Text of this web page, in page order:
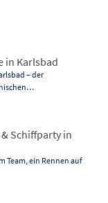
in Karlsbad
– der
Schiffparty in
Team, ein Rennen auf